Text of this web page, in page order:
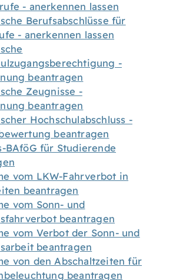
- anerkennen lassen
Berufsabschlüsse für
- anerkennen lassen
-
beantragen
Zeugnisse -
beantragen
Hochschulabschluss -
beantragen
BAföG für Studierende
vom LKW-Fahrverbot in
beantragen
vom Sonn- und
beantragen
vom Verbot der Sonn- und
beantragen
von den Abschaltzeiten für
beantragen